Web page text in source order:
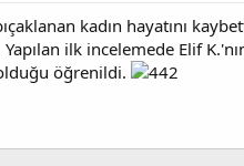
kadın hayatını
ilk incelemede Elif
öğrenildi.